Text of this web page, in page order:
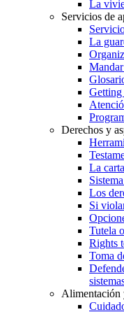
La
Servicios de
La
Getting
Derechos y
La
Los
Si
Tutela
Rights
Toma
Alimentación